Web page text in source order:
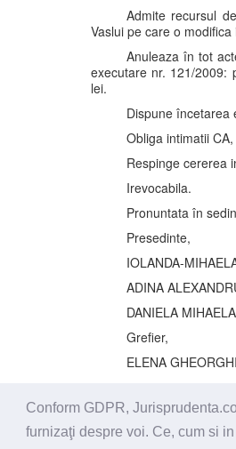
Conform GDPR,
furnizaţi despre voi. Ce, cum si
Admite recursul
Vaslui pe care o
Anuleaza în tot
executare nr. 121/2009:
lei.
Dispune încetarea
Obliga intimatii
Respinge cererea
Irevocabila.
Pronuntata în
Presedinte,
IOLANDA-
ADINA
DANIELA
Grefier,
ELENA
© 2026 -